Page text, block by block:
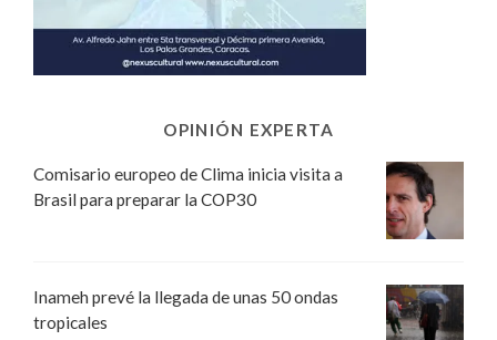
OPINIÓN EXPERTA
Comisario europeo de Clima inicia visita a
Brasil para preparar la COP30
Inameh prevé la llegada de unas 50 ondas
tropicales